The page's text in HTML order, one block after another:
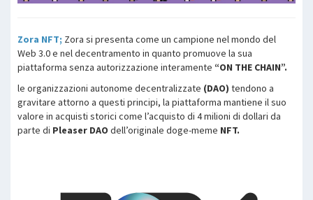
Zora NFT; Zora si presenta come un campione nel mondo del
Web 3.0 e nel decentramento in quanto promuove la sua
piattaforma senza autorizzazione interamente “ON THE CHAIN”.
le organizzazioni autonome decentralizzate (DAO) tendono a
gravitare attorno a questi principi, la piattaforma mantiene il suo
valore in acquisti storici come l’acquisto di 4 milioni di dollari da
parte di Pleaser DAO dell’originale doge-meme NFT.